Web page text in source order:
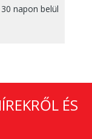
napon belül
ÉS